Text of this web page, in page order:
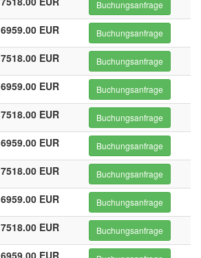
Buchungsanfrage
6959.00 EUR Buchungsanfrage
7518.00 EUR Buchungsanfrage
6959.00 EUR Buchungsanfrage
7518.00 EUR Buchungsanfrage
6959.00 EUR Buchungsanfrage
7518.00 EUR Buchungsanfrage
6959.00 EUR Buchungsanfrage
7518.00 EUR Buchungsanfrage